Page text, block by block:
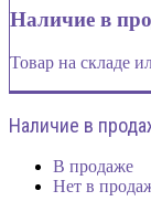
Наличие в
Товар на складе
Наличие в
В продаже
Нет в